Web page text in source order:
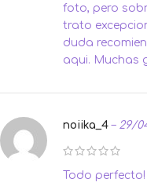
foto, pero
trato
duda
aqui. Muchas
noiika_4– 29/
Todo